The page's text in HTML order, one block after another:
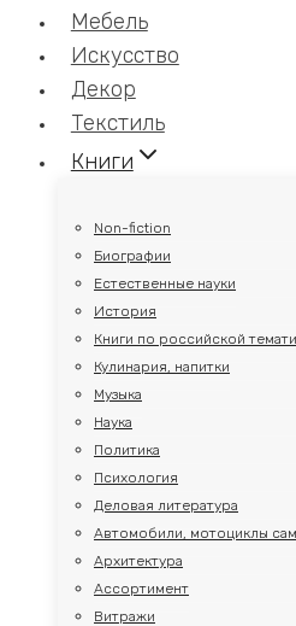
Мебель
Искусство
Декор
Текстиль
Книги
Non-fiction
Биографии
Естественные науки
История
Книги по российской
Кулинария, напитки
Музыка
Наука
Политика
Психология
Деловая литература
Автомобили, мотоциклы
Архитектура
Ассортимент
Витражи